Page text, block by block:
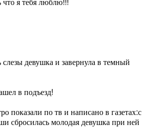
слезы девушка и завернула в темный
в подъезд!
показали по тв и написано в газетах:с
сбросилась молодая девушка при ней